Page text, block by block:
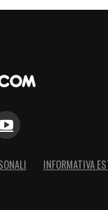
INFORMATIVA